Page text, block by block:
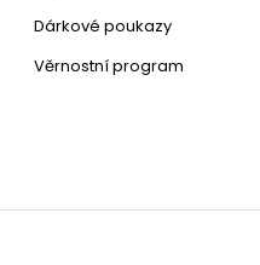
Dárkové poukazy
Věrnostní program